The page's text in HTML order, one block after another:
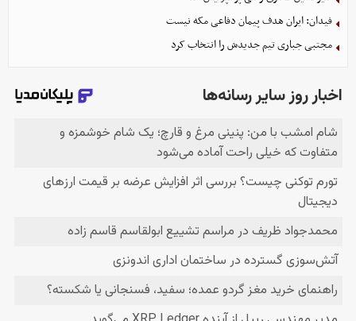
فیدان: ایران هدف پیمان دفاعی مکه نیست
مجتبی جباری تیم جدیدش را انتخاب کرد